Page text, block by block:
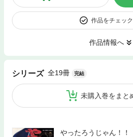
作品をチェッ
作品情報へ
シリーズ 全19冊 完結
未購入巻をまと
やったろうじゃん！！